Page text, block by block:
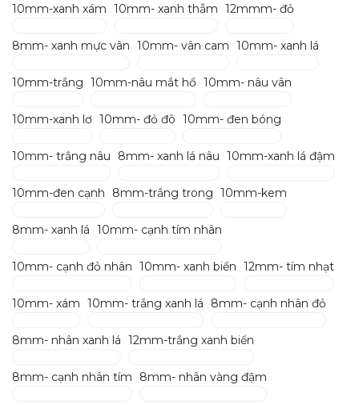
10mm-xanh xám 10mm- xanh thẫm 12mmm- đỏ
8mm- xanh mực vân 10mm- vân cam 10mm- xanh lá
10mm-trắng 10mm-nâu mắt hổ 10mm- nâu vân
10mm-xanh lơ 10mm- đỏ đô 10mm- đen bóng
10mm- trắng nâu 8mm- xanh lá nâu 10mm-xanh lá đậm
10mm-đen cạnh 8mm-trắng trong 10mm-kem
8mm- xanh lá 10mm- cạnh tím nhân
10mm- cạnh đỏ nhân 10mm- xanh biển 12mm- tím nhạt
10mm- xám 10mm- trắng xanh lá 8mm- cạnh nhân đỏ
8mm- nhân xanh lá 12mm-trắng xanh biển
8mm- cạnh nhân tím 8mm- nhân vàng đậm